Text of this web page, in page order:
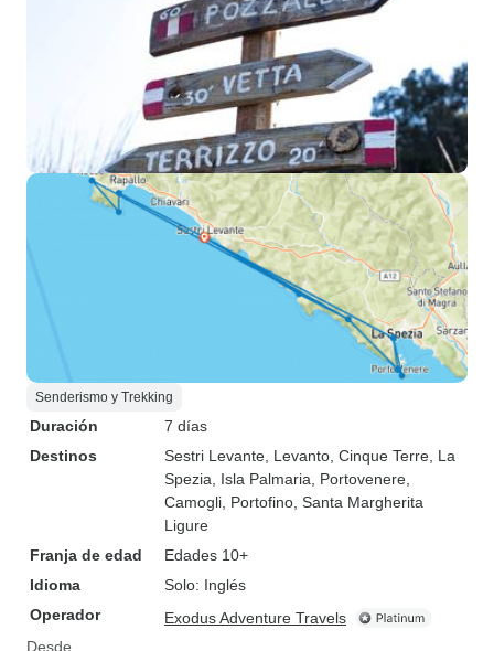
Senderismo y Trekking
Duración
7 días
Destinos
Sestri Levante , Levanto , Cinque Terre , La
Spezia , Isla Palmaria , Portovenere
Camogli , Portofino , Santa Margherita
Ligure
Franja de edad
Edades 10+
Idioma
Solo: Inglés
Operador
Exodus Adventure Travels
Desde